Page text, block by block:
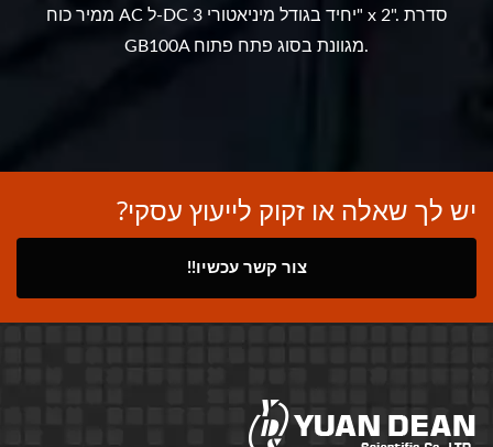
ממיר כוח AC ל-DC יחיד בגודל מיניאטורי 3" x 2". סדרת
GB100A מגוונת בסוג פתח פתוח.
יש לך שאלה או זקוק לייעוץ עסקי?
צור קשר עכשיו!!